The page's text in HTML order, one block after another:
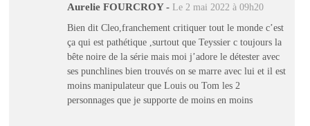
Aurelie FOURCROY - Le 2 mai 2022 à 09h20
Bien dit Cleo,franchement critiquer tout le monde c’est
ça qui est pathétique ,surtout que Teyssier c toujours la
bête noire de la série mais moi j’adore le détester avec
ses punchlines bien trouvés on se marre avec lui et il est
moins manipulateur que Louis ou Tom les 2
personnages que je supporte de moins en moins